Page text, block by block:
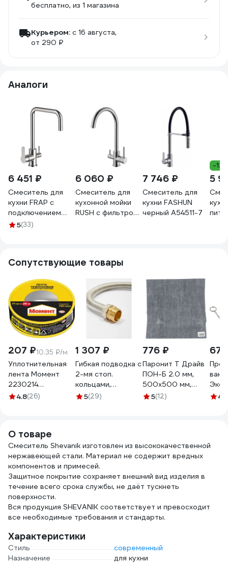
бесплатно, из 1 магазина
Курьером: c 16 августа,
от 290 ₽
Аналоги
6 451 ₽
Смеситель для
кухни FRAP с
подключением
фильтра для
5(33)
6 060 ₽
Смеситель для
кухонной мойки
RUSH с фильтром
7 746 ₽
Смеситель для
кухни FASHUN
черный A54511-7
-12%
5
Сопутствующие товары
207 ₽10.35 ₽/м
Уплотнительная
лента Момент
2230214
тефлоновая, ФУМ,
4.8(26)
1 307 ₽
Гибкая подводка с
2-мя стоп.
кольцами,
прокладками,
5(29)
776 ₽
Паронит Т Драйв
ПОН-Б 2.0 мм,
500х500 мм,
ГОСТ 481-80
5(12)
67
4
О товаре
Смеситель Shevanik изготовлен из высококачественной
нержавеющей стали. Материал не содержит вредных
компонентов и примесей.
Защитное покрытие сохраняет внешний вид изделия в
течение всего срока службы, не даёт тускнеть
поверхности.
Вся продукция SHEVANIK соответствует и превосходит
все необходимые требования и стандарты.
Характеристики
Стиль
современный
Назначение
для кухни